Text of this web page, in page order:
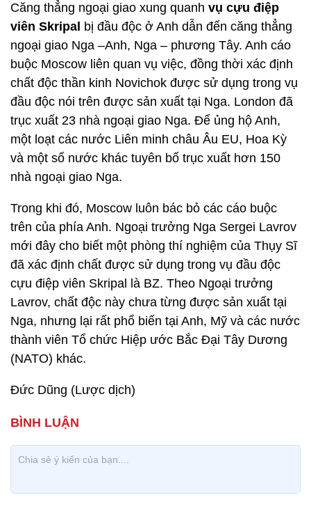
Căng thẳng ngoại giao xung quanh vụ cựu điệp
viên Skripal bị đầu độc ở Anh dẫn đến căng thẳng
ngoại giao Nga –Anh, Nga – phương Tây. Anh cáo
buộc Moscow liên quan vụ việc, đồng thời xác định
chất độc thần kinh Novichok được sử dụng trong vụ
đầu độc nói trên được sản xuất tại Nga. London đã
trục xuất 23 nhà ngoại giao Nga. Để ủng hộ Anh,
một loạt các nước Liên minh châu Âu EU, Hoa Kỳ
và một số nước khác tuyên bố trục xuất hơn 150
nhà ngoại giao Nga.
Trong khi đó, Moscow luôn bác bỏ các cáo buộc
trên của phía Anh. Ngoại trưởng Nga Sergei Lavrov
mới đây cho biết một phòng thí nghiệm của Thụy Sĩ
đã xác định chất được sử dụng trong vụ đầu độc
cựu điệp viên Skripal là BZ. Theo Ngoại trưởng
Lavrov, chất độc này chưa từng được sản xuất tại
Nga, nhưng lại rất phổ biến tại Anh, Mỹ và các nước
thành viên Tổ chức Hiệp ước Bắc Đại Tây Dương
(NATO) khác.
Đức Dũng (Lược dịch)